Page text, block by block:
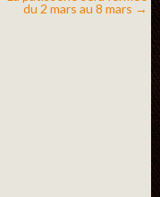
du 2 mars au 8 mars →